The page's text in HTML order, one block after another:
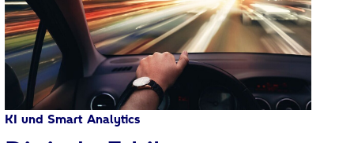
KI und Smart Analytics